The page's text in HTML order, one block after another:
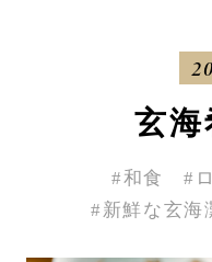
玄海
#和食
#
#新鮮な玄海